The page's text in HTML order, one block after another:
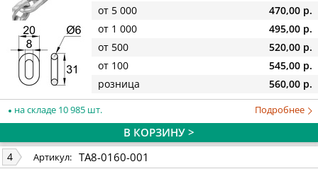
от 5 000
470,00 р.
от 1 000
495,00 р.
от 500
520,00 р.
от 100
545,00 р.
розница
560,00 р.
на складе 10 985 шт. Подробнее
В КОРЗИНУ >
4 Артикул: TA8-0160-001